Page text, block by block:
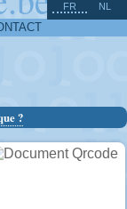
FR NL
?
^